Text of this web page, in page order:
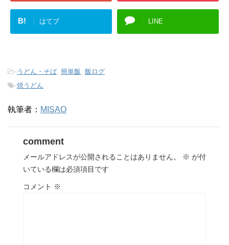
B! はてブ LINE
-うどん・そば 簡単飯 飯ログ
-焼うどん
執筆者： MISAO
comment
メールアドレスが公開されることはありません。 ※ が付
いている欄は必須項目です
コメント ※